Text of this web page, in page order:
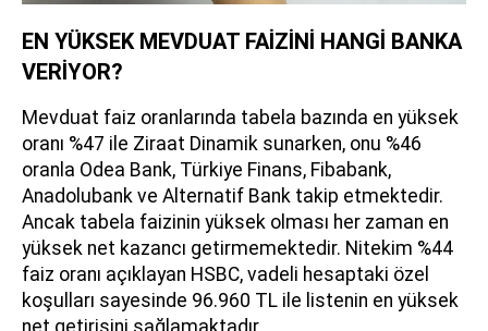
EN YÜKSEK MEVDUAT FAİZİNİ HANGİ BANKA
VERİYOR?
Mevduat faiz oranlarında tabela bazında en yüksek
oranı %47 ile Ziraat Dinamik sunarken, onu %46
oranla Odea Bank, Türkiye Finans, Fibabank,
Anadolubank ve Alternatif Bank takip etmektedir.
Ancak tabela faizinin yüksek olması her zaman en
yüksek net kazancı getirmemektedir. Nitekim %44
faiz oranı açıklayan HSBC, vadeli hesaptaki özel
koşulları sayesinde 96.960 TL ile listenin en yüksek